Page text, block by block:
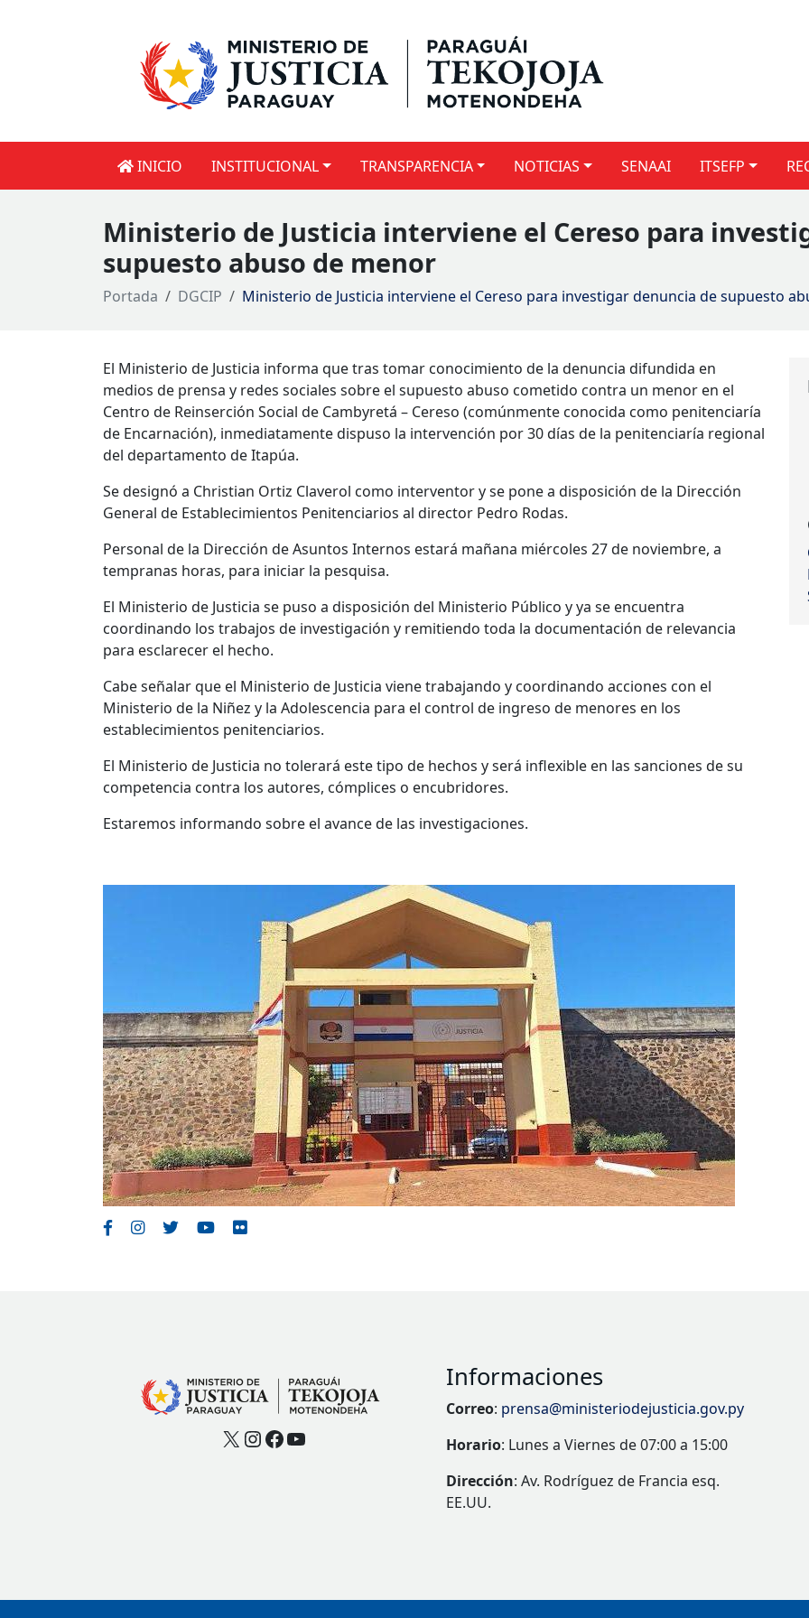
INICIO INSTITUCIONAL TRANSPARENCIA NOTICIAS SENAAI ITSEFP
Ministerio de Justicia interviene el Cereso para
supuesto abuso de menor
Portada DGCIP Ministerio de Justicia interviene el Cereso para investigar denuncia de supuesto
El Ministerio de Justicia informa que tras tomar conocimiento de la denuncia difundida en
medios de prensa y redes sociales sobre el supuesto abuso cometido contra un menor en el
Centro de Reinserción Social de Cambyretá – Cereso (comúnmente conocida como penitenciaría
de Encarnación), inmediatamente dispuso la intervención por 30 días de la penitenciaría regional
del departamento de Itapúa.
Se designó a Christian Ortiz Claverol como interventor y se pone a disposición de la Dirección
General de Establecimientos Penitenciarios al director Pedro Rodas.
Personal de la Dirección de Asuntos Internos estará mañana miércoles 27 de noviembre, a
tempranas horas, para iniciar la pesquisa.
El Ministerio de Justicia se puso a disposición del Ministerio Público y ya se encuentra
coordinando los trabajos de investigación y remitiendo toda la documentación de relevancia
para esclarecer el hecho.
Cabe señalar que el Ministerio de Justicia viene trabajando y coordinando acciones con el
Ministerio de la Niñez y la Adolescencia para el control de ingreso de menores en los
establecimientos penitenciarios.
El Ministerio de Justicia no tolerará este tipo de hechos y será inflexible en las sanciones de su
competencia contra los autores, cómplices o encubridores.
Estaremos informando sobre el avance de las investigaciones.
X Instagram
Facebook
YouTube
Informaciones
Correo: prensa@ministeriodejusticia.gov.py
Horario: Lunes a Viernes de 07:00 a 15:00
Dirección: Av. Rodríguez de Francia esq.
EE.UU.